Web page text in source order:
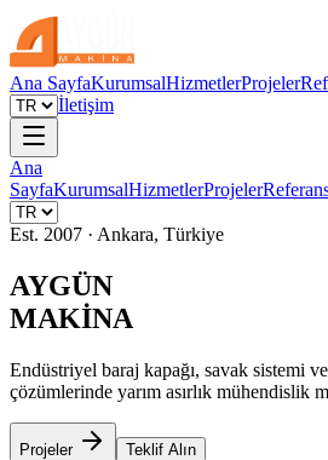
Ana SayfaKurumsalHizmetlerProjeler
İletişim
Ana
SayfaKurumsalHizmetlerProjeler
Est. 2007 · Ankara, Türkiye
AYGÜN
MAKİNA
Endüstriyel baraj kapağı, savak sistemi
çözümlerinde yarım asırlık mühendislik
Projeler Teklif Alın